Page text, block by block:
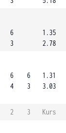
6
3
1.35
2.78
6
4
6
3
1.31
3.03
2 3
Kurs